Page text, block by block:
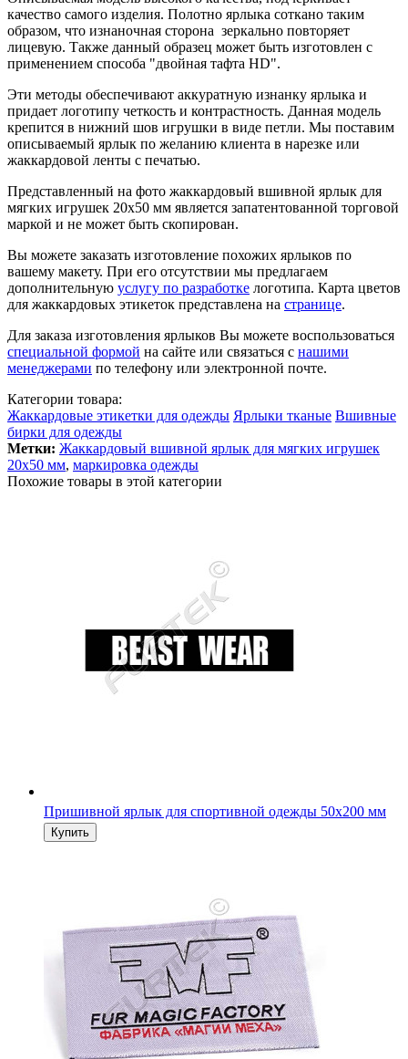
качество самого изделия. Полотно ярлыка соткано таким
образом, что изнаночная сторона зеркально повторяет
лицевую. Также данный образец может быть изготовлен с
применением способа "двойная тафта HD".
Эти методы обеспечивают аккуратную изнанку ярлыка и
придает логотипу четкость и контрастность. Данная модель
крепится в нижний шов игрушки в виде петли. Мы поставим
описываемый ярлык по желанию клиента в нарезке или
жаккардовой ленты с печатью.
Представленный на фото жаккардовый вшивной ярлык для
мягких игрушек 20х50 мм является запатентованной торговой
маркой и не может быть скопирован.
Вы можете заказать изготовление похожих ярлыков по
вашему макету. При его отсутствии мы предлагаем
дополнительную услугу по разработке логотипа. Карта цветов
для жаккардовых этикеток представлена на странице.
Для заказа изготовления ярлыков Вы можете воспользоваться
специальной формой на сайте или связаться с нашими
менеджерами по телефону или электронной почте.
Категории товара:
Жаккардовые этикетки для одежды Ярлыки тканые Вшивные
бирки для одежды
Метки: Жаккардовый вшивной ярлык для мягких игрушек
20х50 мм, маркировка одежды
Похожие товары в этой категории
Пришивной ярлык для спортивной одежды 50х200 мм